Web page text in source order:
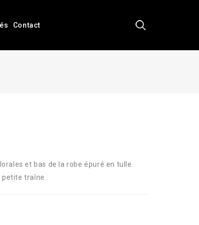
Contact
et bas de la robe épuré en tulle.
traîne.